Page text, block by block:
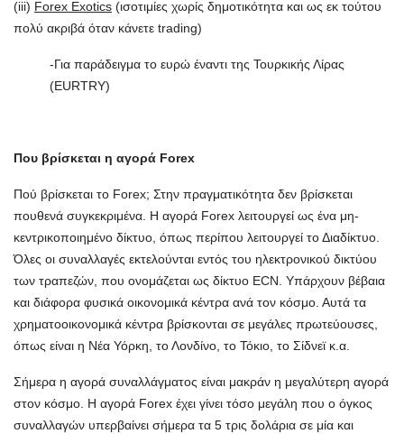
(iii) Forex Exotics (ισοτιμίες χωρίς δημοτικότητα και ως εκ τούτου
πολύ ακριβά όταν κάνετε trading)
-Για παράδειγμα το ευρώ έναντι της Τουρκικής Λίρας
(EURTRY)
Που βρίσκεται η αγορά Forex
Πού βρίσκεται το Forex; Στην πραγματικότητα δεν βρίσκεται
πουθενά συγκεκριμένα. Η αγορά Forex λειτουργεί ως ένα μη-
κεντρικοποιημένο δίκτυο, όπως περίπου λειτουργεί το Διαδίκτυο.
Όλες οι συναλλαγές εκτελούνται εντός του ηλεκτρονικού δικτύου
των τραπεζών, που ονομάζεται ως δίκτυο ECN. Υπάρχουν βέβαια
και διάφορα φυσικά οικονομικά κέντρα ανά τον κόσμο. Αυτά τα
χρηματοοικονομικά κέντρα βρίσκονται σε μεγάλες πρωτεύουσες,
όπως είναι η Νέα Υόρκη, το Λονδίνο, το Τόκιο, το Σίδνεϊ κ.α.
Σήμερα η αγορά συναλλάγματος είναι μακράν η μεγαλύτερη αγορά
στον κόσμο. Η αγορά Forex έχει γίνει τόσο μεγάλη που ο όγκος
συναλλαγών υπερβαίνει σήμερα τα 5 τρις δολάρια σε μία και